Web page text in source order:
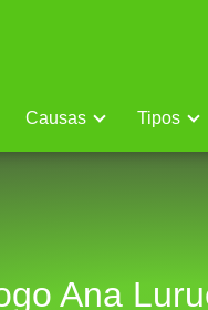
Causas Tipos
Ana